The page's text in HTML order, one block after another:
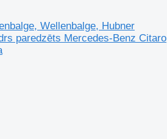
Wellenbalge, Hubner
paredzēts Mercedes-Benz Citaro